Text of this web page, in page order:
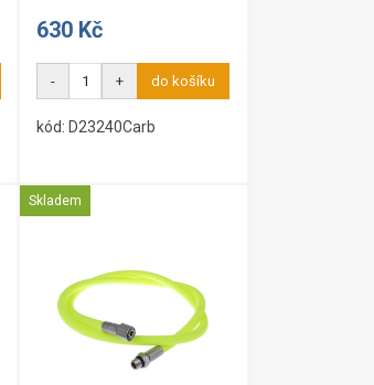
630 Kč
- + do košíku
kód: D23240Carb
Skladem